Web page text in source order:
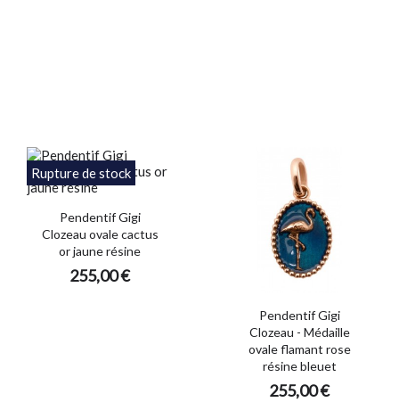
Pendentif Gigi
Clozeau ovale cactus
or jaune résine
255,00 €
Rupture de stock
Pendentif Gigi
Clozeau - Médaille
ovale flamant rose
résine bleuet
255,00 €